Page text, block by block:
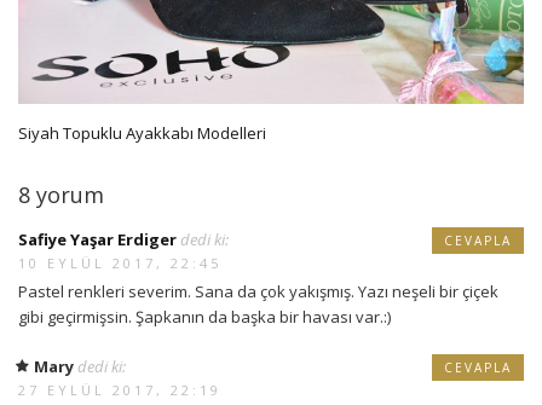
Siyah Topuklu Ayakkabı Modelleri
8 yorum
Safiye Yaşar Erdiger dedi ki:
10 EYLÜL 2017, 22:45
Pastel renkleri severim. Sana da çok yakışmış. Yazı neşeli bir çiçek
gibi geçirmişsin. Şapkanın da başka bir havası var.:)
CEVAPLA
Mary dedi ki:
27 EYLÜL 2017, 22:19
CEVAPLA